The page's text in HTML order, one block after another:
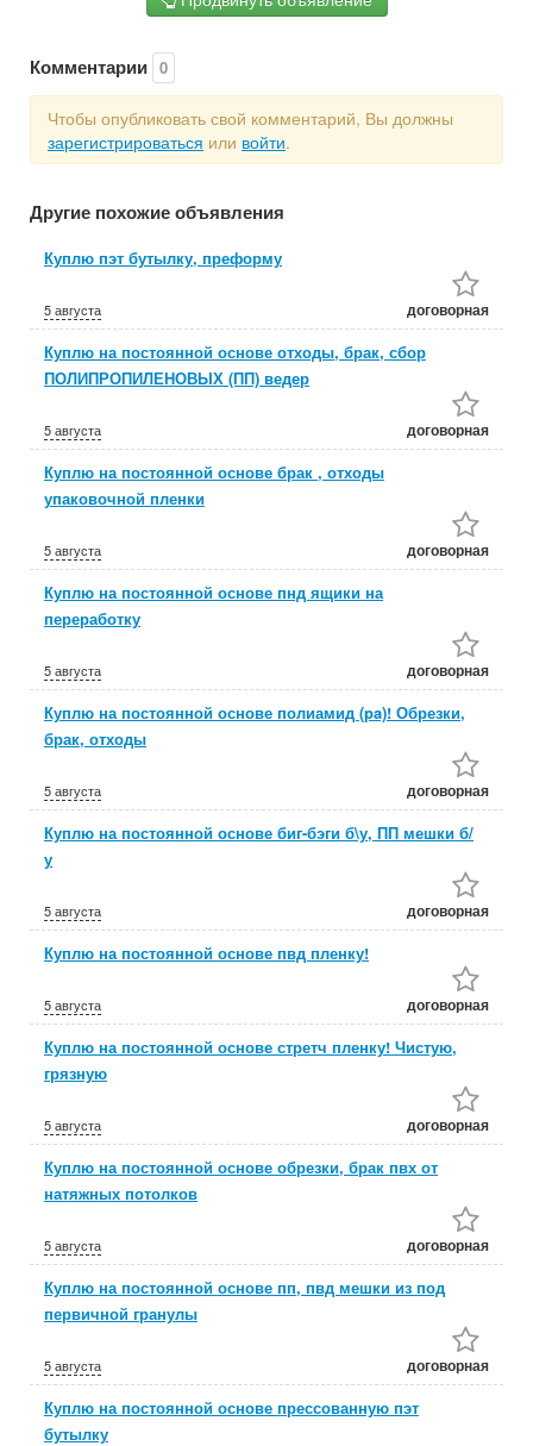
Комментарии 0
Чтобы опубликовать свой комментарий, Вы должны
зарегистрироваться или войти.
Другие похожие объявления
Куплю пэт бутылку, преформу
5 августа договорная
Куплю на постоянной основе отходы, брак, сбор
ПОЛИПРОПИЛЕНОВЫХ (ПП) ведер
5 августа договорная
Куплю на постоянной основе брак , отходы
упаковочной пленки
5 августа договорная
Куплю на постоянной основе пнд ящики на
переработку
5 августа договорная
Куплю на постоянной основе полиамид (pa)! Обрезки,
брак, отходы
5 августа договорная
Куплю на постоянной основе биг-бэги б\у, ПП мешки б/
у
5 августа договорная
Куплю на постоянной основе пвд пленку!
5 августа договорная
Куплю на постоянной основе стретч пленку! Чистую,
грязную
5 августа договорная
Куплю на постоянной основе обрезки, брак пвх от
натяжных потолков
5 августа договорная
Куплю на постоянной основе пп, пвд мешки из под
первичной гранулы
5 августа договорная
Куплю на постоянной основе прессованную пэт
бутылку